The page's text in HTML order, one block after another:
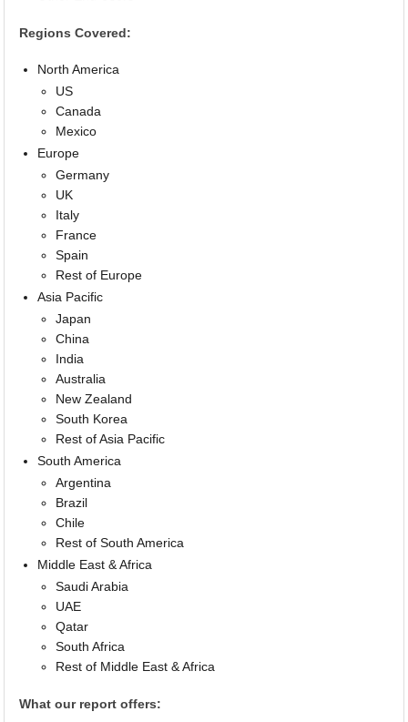
Regions Covered:
North America
US
Canada
Mexico
Europe
Germany
UK
Italy
France
Spain
Rest of Europe
Asia Pacific
Japan
China
India
Australia
New Zealand
South Korea
Rest of Asia Pacific
South America
Argentina
Brazil
Chile
Rest of South America
Middle East & Africa
Saudi Arabia
UAE
Qatar
South Africa
Rest of Middle East & Africa
What our report offers: